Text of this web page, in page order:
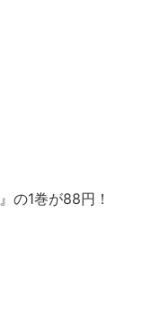
』の1巻が88円！